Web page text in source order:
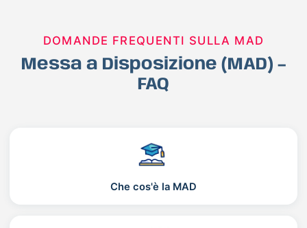
DOMANDE FREQUENTI SULLA MAD
Messa a Disposizione (MAD) –
FAQ
Che cos'è la MAD